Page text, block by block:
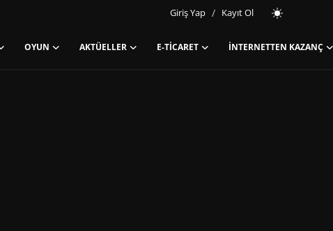
Giriş Yap / Kayıt Ol
OYUN AKTÜELLER E-TICARET İNTERNETTEN KAZANÇ